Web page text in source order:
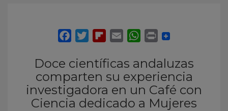
Doce científicas andaluzas
comparten su experiencia
investigadora en un Café con
Ciencia dedicado a Mujeres